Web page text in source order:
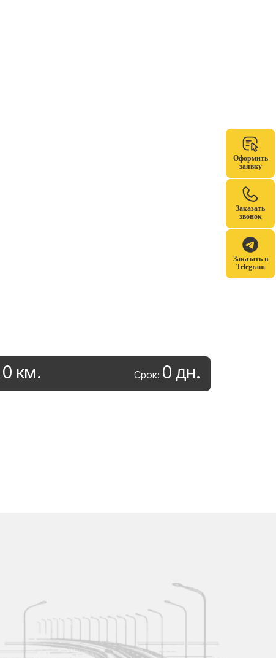
Оформить
заявку
Заказать
звонок
Заказать в
Telegram
0 км. Срок: 0 дн.